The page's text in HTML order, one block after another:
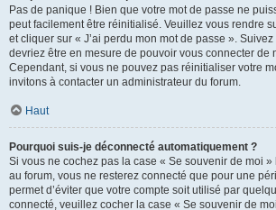
Pas de panique ! Bien que votre mot de passe ne
peut facilement être réinitialisé. Veuillez vous rendre
et cliquer sur « J’ai perdu mon mot de passe ».
devriez être en mesure de pouvoir vous connecter de
Cependant, si vous ne pouvez pas réinitialiser votre
invitons à contacter un administrateur du forum.
Haut
Pourquoi suis-je déconnecté automatiquement ?
Si vous ne cochez pas la case « Se souvenir de moi
au forum, vous ne resterez connecté que pour une
permet d’éviter que votre compte soit utilisé par
connecté, veuillez cocher la case « Se souvenir de